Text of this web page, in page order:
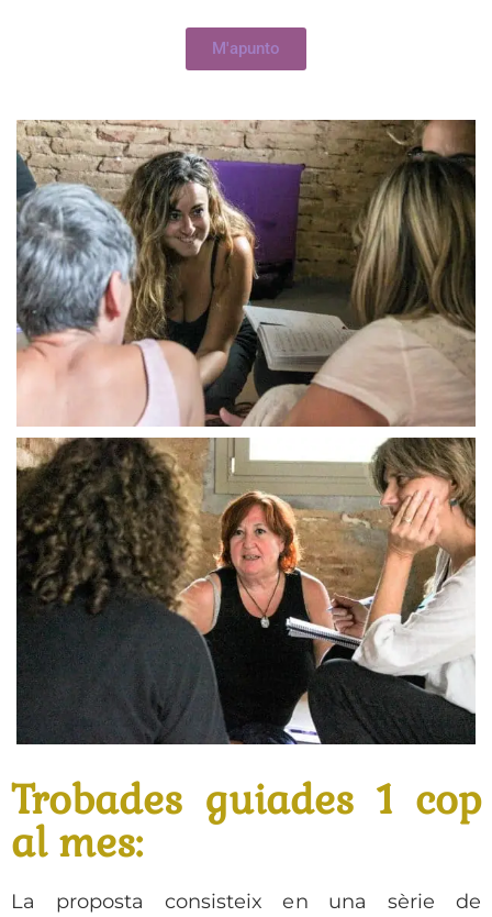
M'apunto
Trobades guiades 1 cop
al mes:
La proposta consisteix en una sèrie de